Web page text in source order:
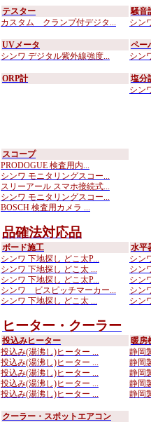
テスター
カスタム クランプ付デジタ...
騒音
シン
UVメータ
シンワ デジタル紫外線強度...
ペー
シン
ORP計
塩分
シン
スコープ
PRODOGUE 検査用内...
シンワ モニタリングスコー...
スリーアール スマホ接続式...
シンワ モニタリングスコー...
BOSCH 検査用カメラ ...
品確法対応品
ボード施工
シンワ 下地探し どこ太P...
シンワ 下地探し どこ太 ...
シンワ 下地探し どこ太P...
シンワ ビスピッチマーカー...
シンワ 下地探し どこ太 ...
水平
シン
シン
シン
シン
シン
ヒーター・クーラー
投込みヒーター
投込み(湯沸し)ヒーター ...
投込み(湯沸し)ヒーター ...
投込み(湯沸し)ヒーター ...
投込み(湯沸し)ヒーター ...
投込み(湯沸し)ヒーター ...
暖房
静岡
静岡
静岡
静岡
静岡
クーラー・スポットエアコン